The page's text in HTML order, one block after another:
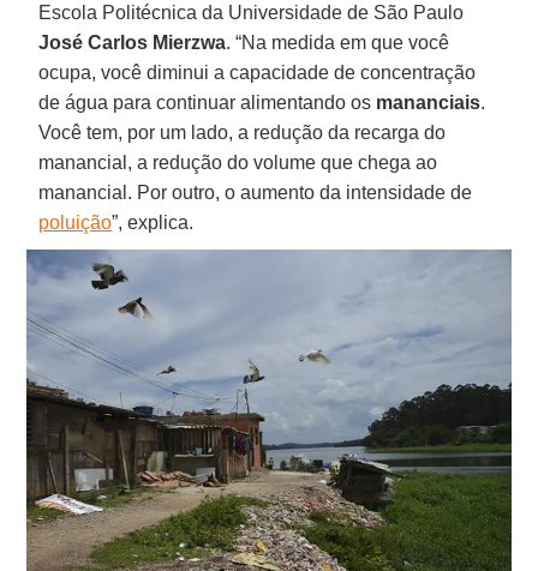
Escola Politécnica da Universidade de São Paulo
José Carlos Mierzwa. “Na medida em que você
ocupa, você diminui a capacidade de concentração
de água para continuar alimentando os mananciais.
Você tem, por um lado, a redução da recarga do
manancial, a redução do volume que chega ao
manancial. Por outro, o aumento da intensidade de
poluição”, explica.